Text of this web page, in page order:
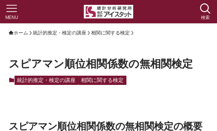
検索
MENU
ホーム 統計的推定・検定の講座 相関に関する検定
スピアマン順位相関係数の無相関検定
統計的推定・検定の講座 相関に関する検定
スピアマン順位相関係数の無相関検定の概要